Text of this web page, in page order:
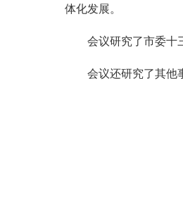
体化发展。
会议研究了市委十
会议还研究了其他